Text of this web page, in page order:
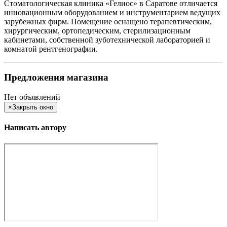
Стоматологическая клиника «Гелиос» в Саратове отличается
инновационным оборудованием и инструментарием ведущих
зарубежных фирм. Помещение оснащено терапевтическим,
хирургическим, ортопедическим, стерилизационным
кабинетами, собственной зуботехнической лабораторией и
комнатой рентгенографии.
Предложения магазина
Нет объявлений
×Закрыть окно
Написать автору